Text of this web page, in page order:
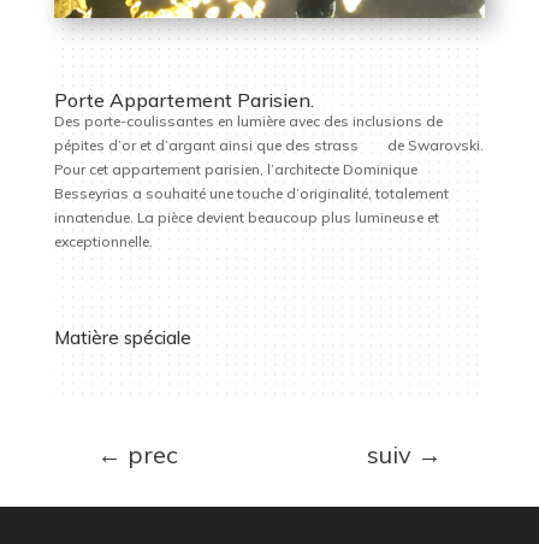
Porte Appartement Parisien.
Des porte-coulissantes en lumière avec des inclusions de
pépites d’or et d’argant ainsi que des strass de Swarovski.
Pour cet appartement parisien, l’architecte Dominique
Besseyrias a souhaité une touche d’originalité, totalement
innatendue. La pièce devient beaucoup plus lumineuse et
exceptionnelle.
Matière spéciale
← prec suiv →